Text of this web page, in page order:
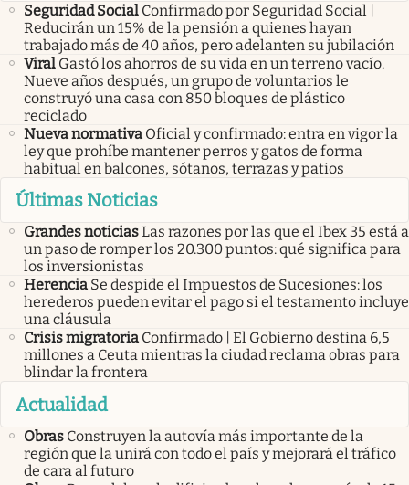
Seguridad Social Confirmado por Seguridad Social |
Reducirán un 15% de la pensión a quienes hayan
trabajado más de 40 años, pero adelanten su jubilación
Viral Gastó los ahorros de su vida en un terreno vacío.
Nueve años después, un grupo de voluntarios le
construyó una casa con 850 bloques de plástico
reciclado
Nueva normativa Oficial y confirmado: entra en vigor la
ley que prohíbe mantener perros y gatos de forma
habitual en balcones, sótanos, terrazas y patios
Últimas Noticias
Grandes noticiasLas razones por las que el Ibex 35 está a
un paso de romper los 20.300 puntos: qué significa para
los inversionistas
Herencia Se despide el Impuestos de Sucesiones: los
herederos pueden evitar el pago si el testamento incluye
una cláusula
Crisis migratoria Confirmado | El Gobierno destina 6,5
millones a Ceuta mientras la ciudad reclama obras para
blindar la frontera
Actualidad
Obras Construyen la autovía más importante de la
región que la unirá con todo el país y mejorará el tráfico
de cara al futuro